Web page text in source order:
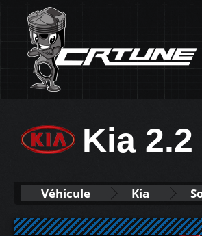
Kia
Véhicule Kia